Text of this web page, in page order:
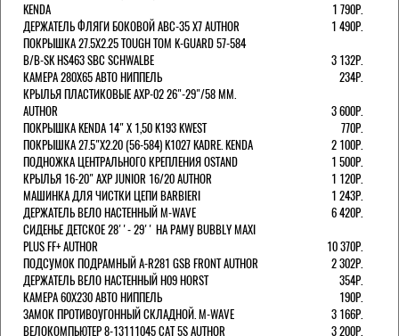
KENDA
1 790Р.
ДЕРЖАТЕЛЬ ФЛЯГИ БОКОВОЙ ABC-35 X7 AUTHOR
1 490Р.
ПОКРЫШКА 27.5X2.25 TOUGH TOM K-GUARD 57-584
B/B-SK HS463 SBC SCHWALBE
3 132Р.
КАМЕРА 280Х65 АВТО НИППЕЛЬ
234Р.
КРЫЛЬЯ ПЛАСТИКОВЫЕ AXP-02 26"-29"/58 ММ.
AUTHOR
3 600Р.
ПОКРЫШКА KENDA 14" Х 1,50 K193 KWEST
770Р.
ПОКРЫШКА 27.5"Х2.20 (56-584) K1027 KADRE. KENDA
2 100Р.
ПОДНОЖКА ЦЕНТРАЛЬНОГО КРЕПЛЕНИЯ OSTAND
1 500Р.
КРЫЛЬЯ 16-20" AXP JUNIOR 16/20 AUTHOR
1 120Р.
МАШИНКА ДЛЯ ЧИСТКИ ЦЕПИ BARBIERI
1 243Р.
ДЕРЖАТЕЛЬ ВЕЛО НАСТЕННЫЙ M-WAVE
6 420Р.
СИДЕНЬЕ ДЕТСКОЕ 28''- 29'' НА РАМУ BUBBLY MAXI
PLUS FF+ AUTHOR
10 370Р.
ПОДСУМОК ПОДРАМНЫЙ A-R281 GSB FRONT AUTHOR
2 302Р.
ДЕРЖАТЕЛЬ ВЕЛО НАСТЕННЫЙ H09 HORST
354Р.
КАМЕРА 60X230 АВТО НИППЕЛЬ
190Р.
ЗАМОК ПРОТИВОУГОННЫЙ СКЛАДНОЙ. M-WAVE
3 166Р.
ВЕЛОКОМПЬЮТЕР 8-13111045 CAT 5S AUTHOR
3 200Р.